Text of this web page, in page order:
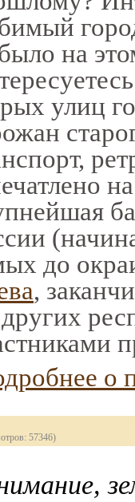
на
улиц
до
,
о
57346)